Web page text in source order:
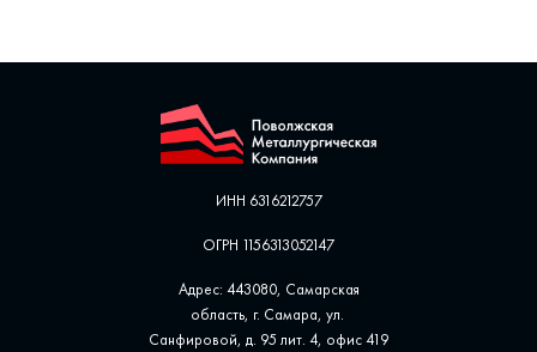
ИНН 6316212757
ОГРН 1156313052147
Адрес: 443080, Самарская
область, г. Самара, ул. ​
Санфировой, д. 95 лит. 4, офис ​419